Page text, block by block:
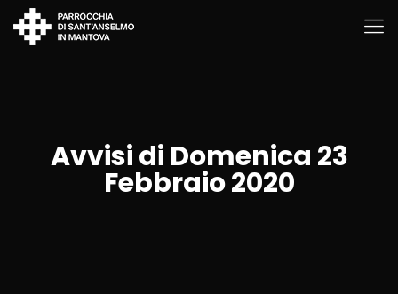
Avvisi di Domenica 23
Febbraio 2020